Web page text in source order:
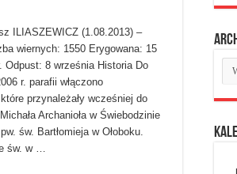
ILIASZEWICZ (1.08.2013) –
wiernych: 1550 Erygowana: 15
Odpust: 8 września Historia Do
r. parafii włączono
przynależały wcześniej do
Archanioła w Świebodzinie
św. Bartłomieja w Ołoboku.
św. w …